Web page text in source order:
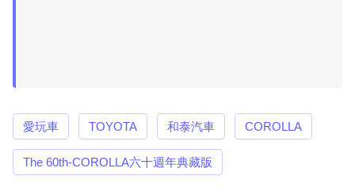
愛玩車 TOYOTA 和泰汽車 COROLLA
The 60th-COROLLA六十週年典藏版